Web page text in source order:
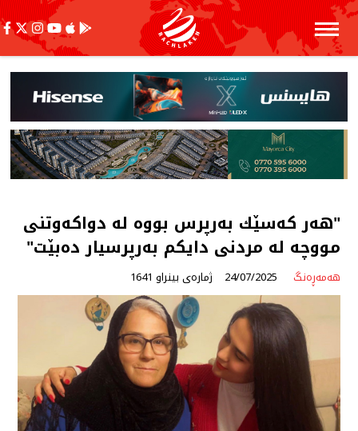
"هەر كەسێك بەرپرس بووە لە دواكەوتنی
مووچە لە مردنی دایكم بەرپرسیار دەبێت"
هەمەڕەنگ 24/07/2025 ژمارەی بینراو 1641